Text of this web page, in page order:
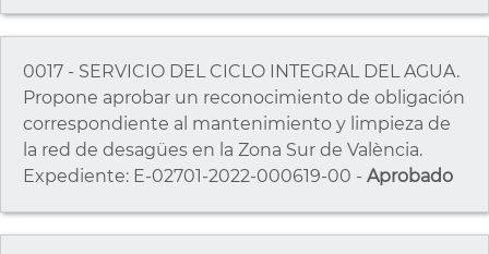
0017 - SERVICIO DEL CICLO INTEGRAL DEL AGUA.
Propone aprobar un reconocimiento de obligación
correspondiente al mantenimiento y limpieza de
la red de desagües en la Zona Sur de València.
Expediente: E-02701-2022-000619-00 - Aprobado